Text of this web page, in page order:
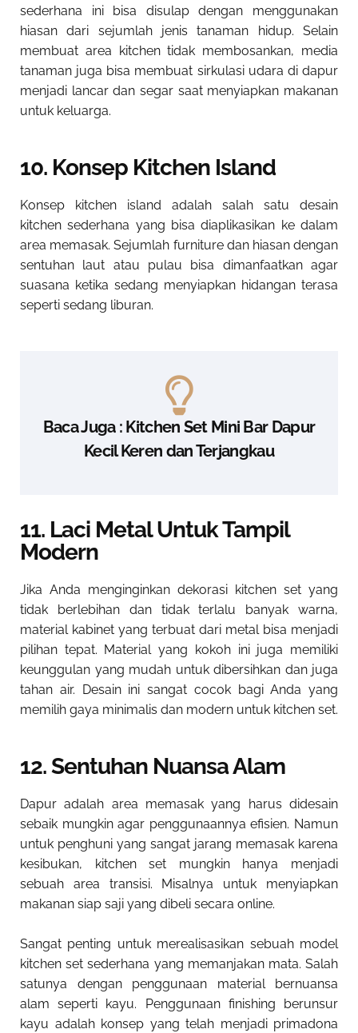
sederhana ini bisa disulap dengan menggunakan
hiasan dari sejumlah jenis tanaman hidup. Selain
membuat area kitchen tidak membosankan, media
tanaman juga bisa membuat sirkulasi udara di dapur
menjadi lancar dan segar saat menyiapkan makanan
untuk keluarga.
10. Konsep Kitchen Island
Konsep kitchen island adalah salah satu desain
kitchen sederhana yang bisa diaplikasikan ke dalam
area memasak. Sejumlah furniture dan hiasan dengan
sentuhan laut atau pulau bisa dimanfaatkan agar
suasana ketika sedang menyiapkan hidangan terasa
seperti sedang liburan.
Baca Juga : Kitchen Set Mini Bar Dapur
Kecil Keren dan Terjangkau
11. Laci Metal Untuk Tampil
Modern
Jika Anda menginginkan dekorasi kitchen set yang
tidak berlebihan dan tidak terlalu banyak warna,
material kabinet yang terbuat dari metal bisa menjadi
pilihan tepat. Material yang kokoh ini juga memiliki
keunggulan yang mudah untuk dibersihkan dan juga
tahan air. Desain ini sangat cocok bagi Anda yang
memilih gaya minimalis dan modern untuk kitchen set.
12. Sentuhan Nuansa Alam
Dapur adalah area memasak yang harus didesain
sebaik mungkin agar penggunaannya efisien. Namun
untuk penghuni yang sangat jarang memasak karena
kesibukan, kitchen set mungkin hanya menjadi
sebuah area transisi. Misalnya untuk menyiapkan
makanan siap saji yang dibeli secara online.
Sangat penting untuk merealisasikan sebuah model
kitchen set sederhana yang memanjakan mata. Salah
satunya dengan penggunaan material bernuansa
alam seperti kayu. Penggunaan finishing berunsur
kayu adalah konsep yang telah menjadi primadona